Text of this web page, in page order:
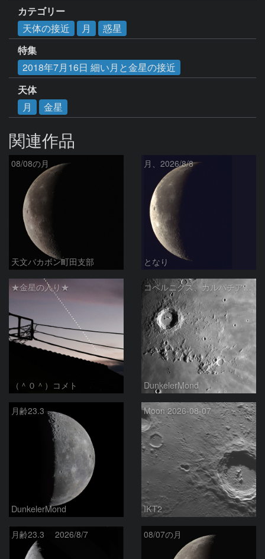
カテゴリー
天体の接近
月
惑星
特集
2018年7月16日 細い月と金星の接近
天体
月
金星
関連作品
08/08の月
天文バカボン町田支部
月、2026/8/8
となり
★金星の入り★
（＾０＾）コメト
コペルニクス、カルパチア山脈付近
DunkelerMond
月齢23.3
DunkelerMond
Moon 2026-08-07
IKT2
月齢23.3 2026/8/7 08/07の月